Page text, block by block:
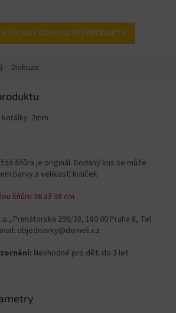
SOUVISEJÍCÍ PRODUKTY
Diskuze
korálky 2mm
šňůra je originál. Dodaný kus se může
barvy a velikostí kuliček
šňůru 36 až 38 cm
Primátorská 296/38, 180 00 Praha 8, Tel
objednavky@domeli.cz
Nevhodné pro děti do 3 let